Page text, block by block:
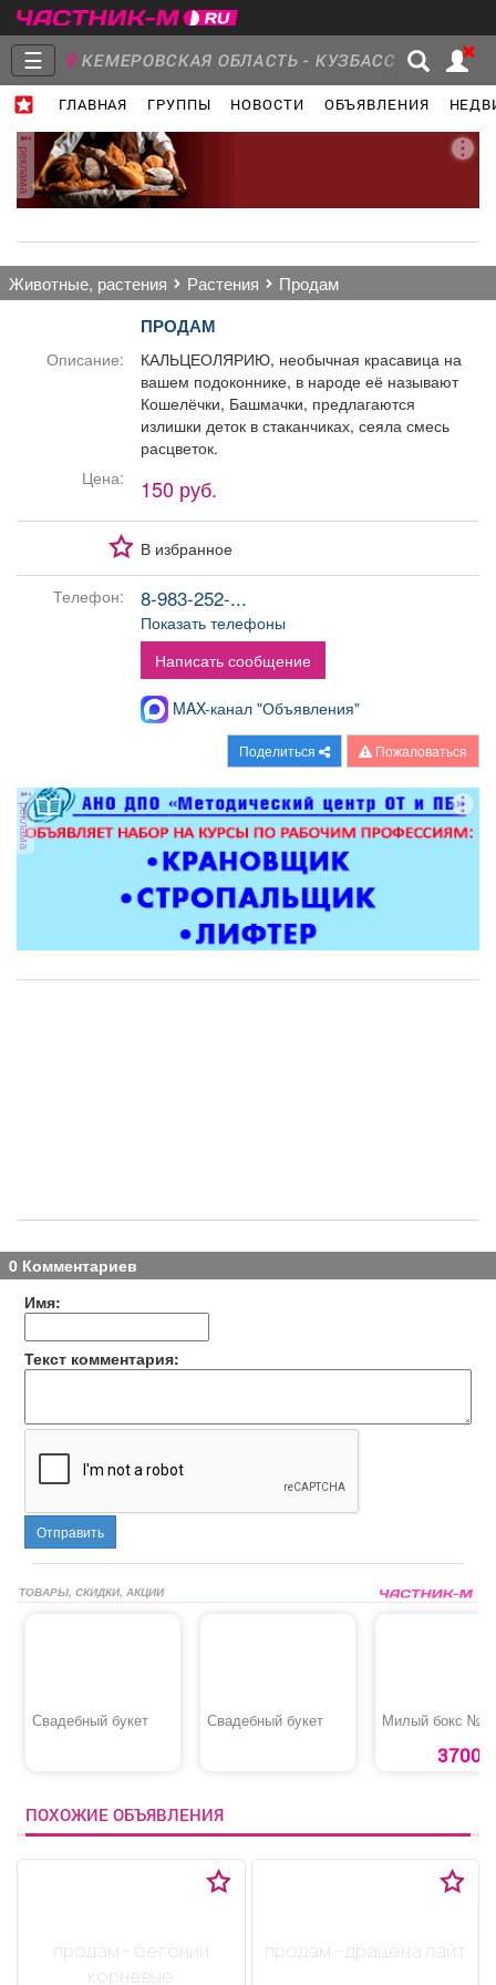
☰ КЕМЕРОВСКАЯ ОБЛАСТЬ - КУЗБАСС
ГЛАВНАЯ ГРУППЫ НОВОСТИ ОБЪЯВЛЕНИЯ
Главная
Группы Новости
Транспорт Компании
Поздравления
Я - пенсионер
реклама
животные, растения растения продам
ПРОДАМ
Описание:
КАЛЬЦЕОЛЯРИЮ, необычная красавица на
вашем подоконнике, в народе её называют
Кошелёчки, Башмачки, предлагаются
излишки деток в стаканчиках, сеяла смесь
расцветок.
Цена:
150 руб.
В избранное
Телефон: 8-983-252-...
Показать телефоны
Написать сообщение
MAX-канал "Объявления"
Поделиться Пожаловаться
реклама
0 Комментариев
Имя:
Текст комментария:
Отправить
ТОВАРЫ, СКИДКИ, АКЦИИ
Свадебный букет Свадебный букет Милый бокс №4
3700
ПОХОЖИЕ ОБЪЯВЛЕНИЯ
продам - бегонии
корневые
продам - драцена лайт